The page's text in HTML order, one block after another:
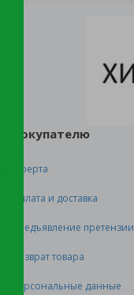
Покупателю
Оферта
Оплата и доставка
Предъявление претензии
Возврат товара
Персональные данные